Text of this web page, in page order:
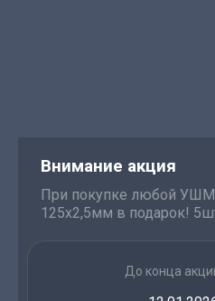
Внимание акция
При покупке любой УШМ
125х2,5мм в подарок!
До конца